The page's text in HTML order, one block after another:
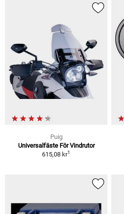
Puig
Universalfäste För Vindrutor
615,08 kr1